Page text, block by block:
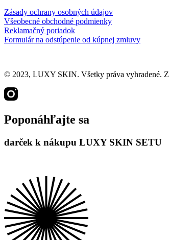
Zásady ochrany osobných údajov
Všeobecné obchodné podmienky
Reklamačný poriadok
Formulár na odstúpenie od kúpnej zmluvy
© 2023, LUXY SKIN. Všetky práva vyhradené.
Poponáhľajte sa
darček k nákupu LUXY SKIN SETU